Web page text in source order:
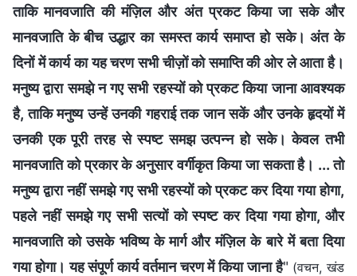
ताकि मानवजाति की मंज़िल और अंत प्रकट किया जा सके और
मानवजाति के बीच उद्धार का समस्त कार्य समाप्त हो सके। अंत के
दिनों में कार्य का यह चरण सभी चीज़ों को समाप्ति की ओर ले आता है।
मनुष्य द्वारा समझे न गए सभी रहस्यों को प्रकट किया जाना आवश्यक
है, ताकि मनुष्य उन्हें उनकी गहराई तक जान सकें और उनके हृदयों में
उनकी एक पूरी तरह से स्पष्ट समझ उत्पन्न हो सके। केवल तभी
मानवजाति को प्रकार के अनुसार वर्गीकृत किया जा सकता है। ... तो
मनुष्य द्वारा नहीं समझे गए सभी रहस्यों को प्रकट कर दिया गया होगा,
पहले नहीं समझे गए सभी सत्यों को स्पष्ट कर दिया गया होगा, और
मानवजाति को उसके भविष्य के मार्ग और मंज़िल के बारे में बता दिया
गया होगा। यह संपूर्ण कार्य वर्तमान चरण में किया जाना है" (वचन, खंड